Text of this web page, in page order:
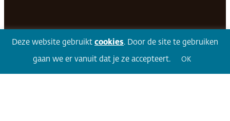
Volg 360Facebook LinkedIn Twitter
Deze website gebruikt cookies. Door de site te gebruiken
gaan we er vanuit dat je ze accepteert. OK